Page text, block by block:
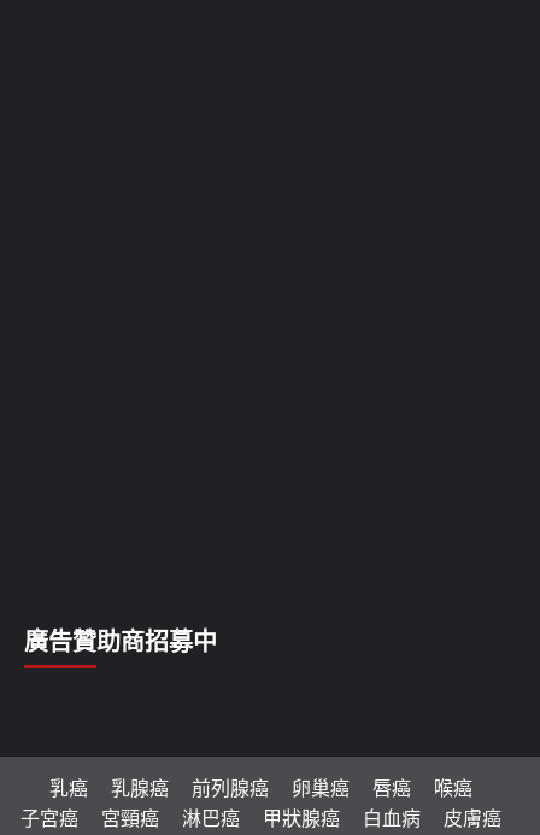
廣告贊助商招募中
乳癌 乳腺癌 前列腺癌 卵巢癌 唇癌
喉癌
子宮癌
宮頸癌 淋巴癌 甲狀腺癌 白血病 皮膚癌